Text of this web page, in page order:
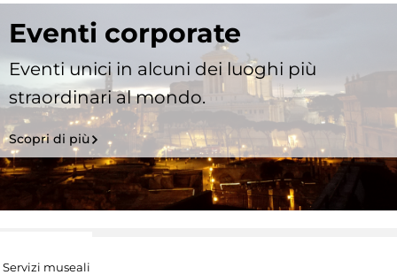
Eventi corporate
Eventi unici in alcuni dei luoghi più
straordinari al mondo.
Scopri di più
Servizi museali